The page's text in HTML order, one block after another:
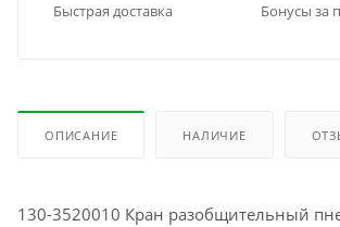
Быстрая доставка Бонусы за
ОПИСАНИЕ НАЛИЧИЕ
130-3520010 Кран разобщительный